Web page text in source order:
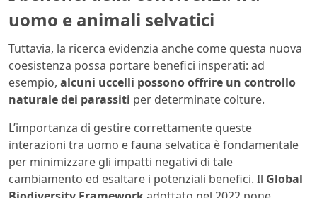
uomo e animali selvatici
Tuttavia, la ricerca evidenzia anche come questa nuova
coesistenza possa portare benefici insperati: ad
esempio, alcuni uccelli possono offrire un controllo
naturale dei parassiti per determinate colture.
L’importanza di gestire correttamente queste
interazioni tra uomo e fauna selvatica è fondamentale
per minimizzare gli impatti negativi di tale
cambiamento ed esaltare i potenziali benefici. Il Global